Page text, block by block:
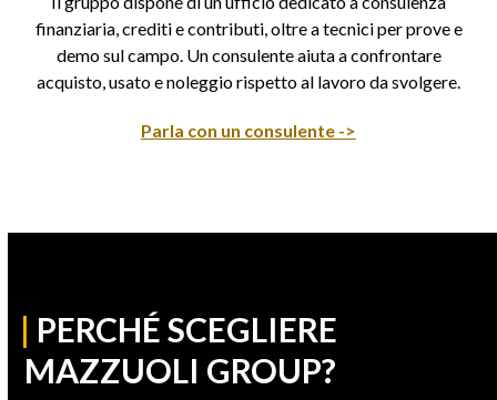
finanziaria, crediti e contributi, oltre a tecnici per prove e
demo sul campo. Un consulente aiuta a confrontare
acquisto, usato e noleggio rispetto al lavoro da svolgere.
Parla con un consulente ->
| PERCHÉ SCEGLIERE
MAZZUOLI GROUP?